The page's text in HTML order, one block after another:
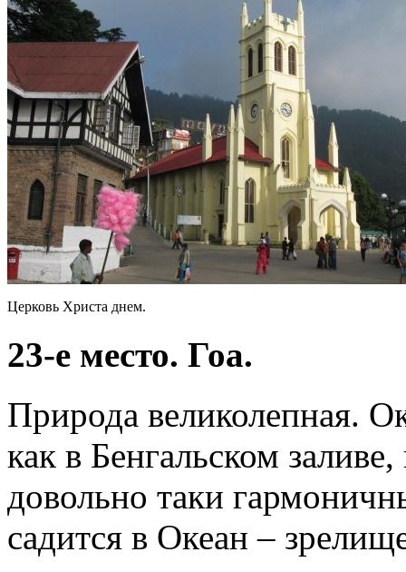
Церковь Христа днем.
23-е место. Гоа.
Природа великолепная.
как в Бенгальском
довольно таки
садится в Океан –